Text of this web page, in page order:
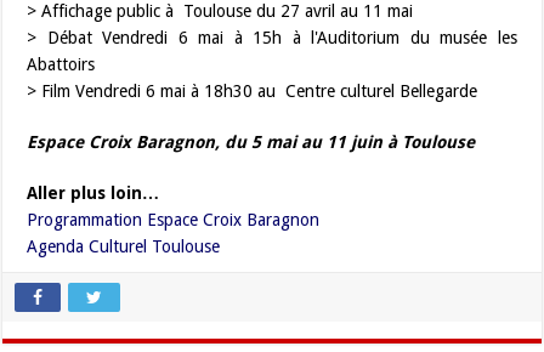
> Affichage public à Toulouse du 27 avril au 11 mai
> Débat Vendredi 6 mai à 15h à l'Auditorium du musée les
Abattoirs
> Film Vendredi 6 mai à 18h30 au Centre culturel Bellegarde
Espace Croix Baragnon, du 5 mai au 11 juin à Toulouse
Aller plus loin…
Programmation Espace Croix Baragnon
Agenda Culturel Toulouse